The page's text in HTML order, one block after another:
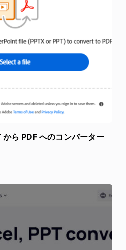
ら PDF へのコンバーター